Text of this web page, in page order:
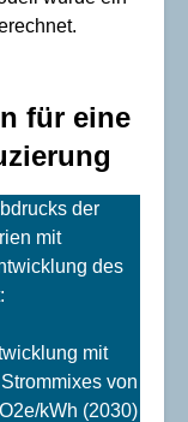
für eine
der
mit
des
mit
von
kWh (2030)